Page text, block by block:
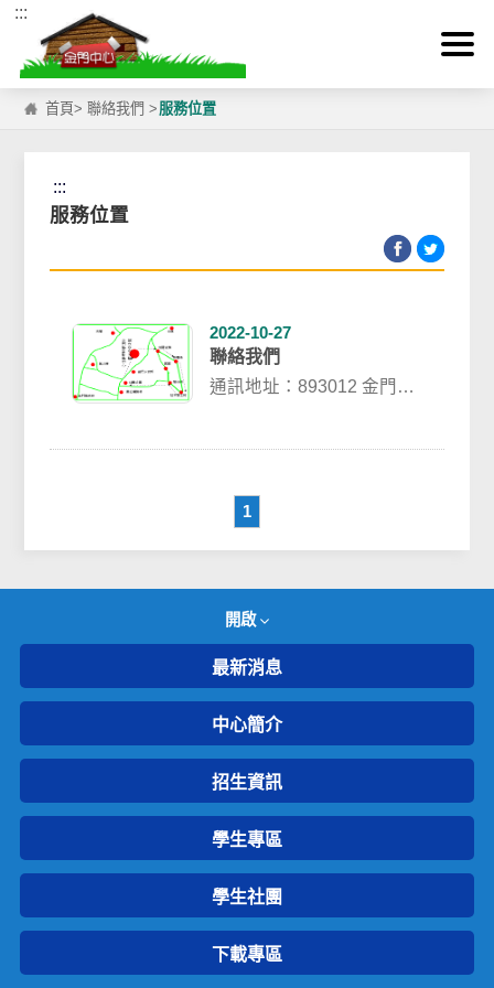
跳到主要內容區塊
:::
首頁>聯絡我們 > 服務位置
:::
服務位置
2022-10-27
聯絡我們
​通訊地址：893012 金門縣
32997...
1
開啟
最新消息
中心簡介
招生資訊
學生專區
學生社團
下載專區